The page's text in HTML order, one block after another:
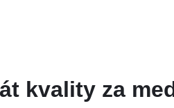
kvality za